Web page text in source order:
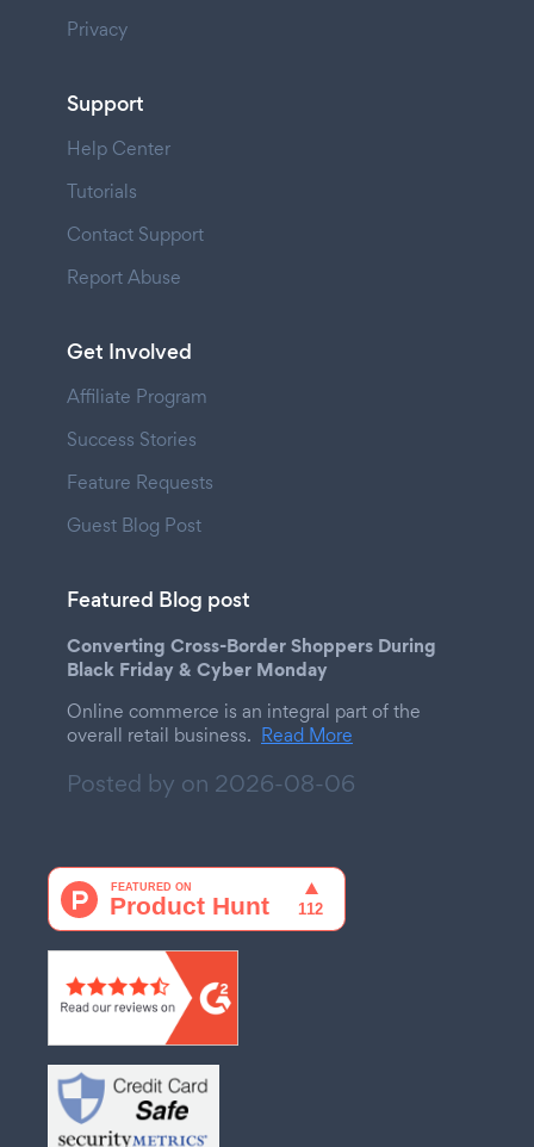
Privacy
Support
Help Center
Tutorials
Contact Support
Report Abuse
Get Involved
Affiliate Program
Success Stories
Feature Requests
Guest Blog Post
Featured Blog post
Converting Cross-Border Shoppers During
Black Friday & Cyber Monday
Online commerce is an integral part of the
overall retail business. Read More
Posted by on 2026-08-06